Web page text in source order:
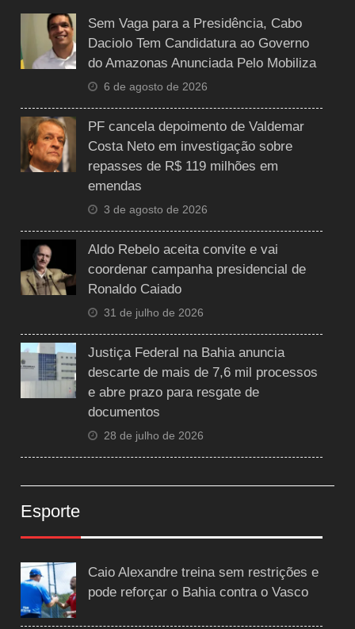
Sem Vaga para a Presidência, Cabo
Daciolo Tem Candidatura ao Governo
do Amazonas Anunciada Pelo Mobiliza
6 de agosto de 2026
PF cancela depoimento de Valdemar
Costa Neto em investigação sobre
repasses de R$ 119 milhões em
emendas
3 de agosto de 2026
Aldo Rebelo aceita convite e vai
coordenar campanha presidencial de
Ronaldo Caiado
31 de julho de 2026
Justiça Federal na Bahia anuncia
descarte de mais de 7,6 mil processos
e abre prazo para resgate de
documentos
28 de julho de 2026
Esporte
Caio Alexandre treina sem restrições e
pode reforçar o Bahia contra o Vasco